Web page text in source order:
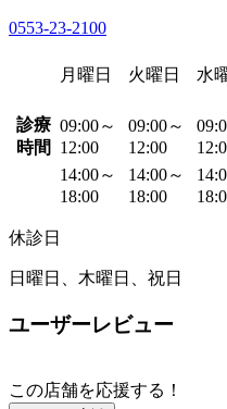
0553-23-2100
月曜日 火曜日 水
診療
時間
09:00～
12:00
09:00～
12:00
14:00～
18:00
14:00～
18:00
休診日
日曜日、木曜日、祝日
ユーザーレビュー
この店舗を応援する！